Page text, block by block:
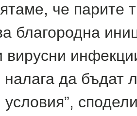
че парите
благородна
вирусни
налага да